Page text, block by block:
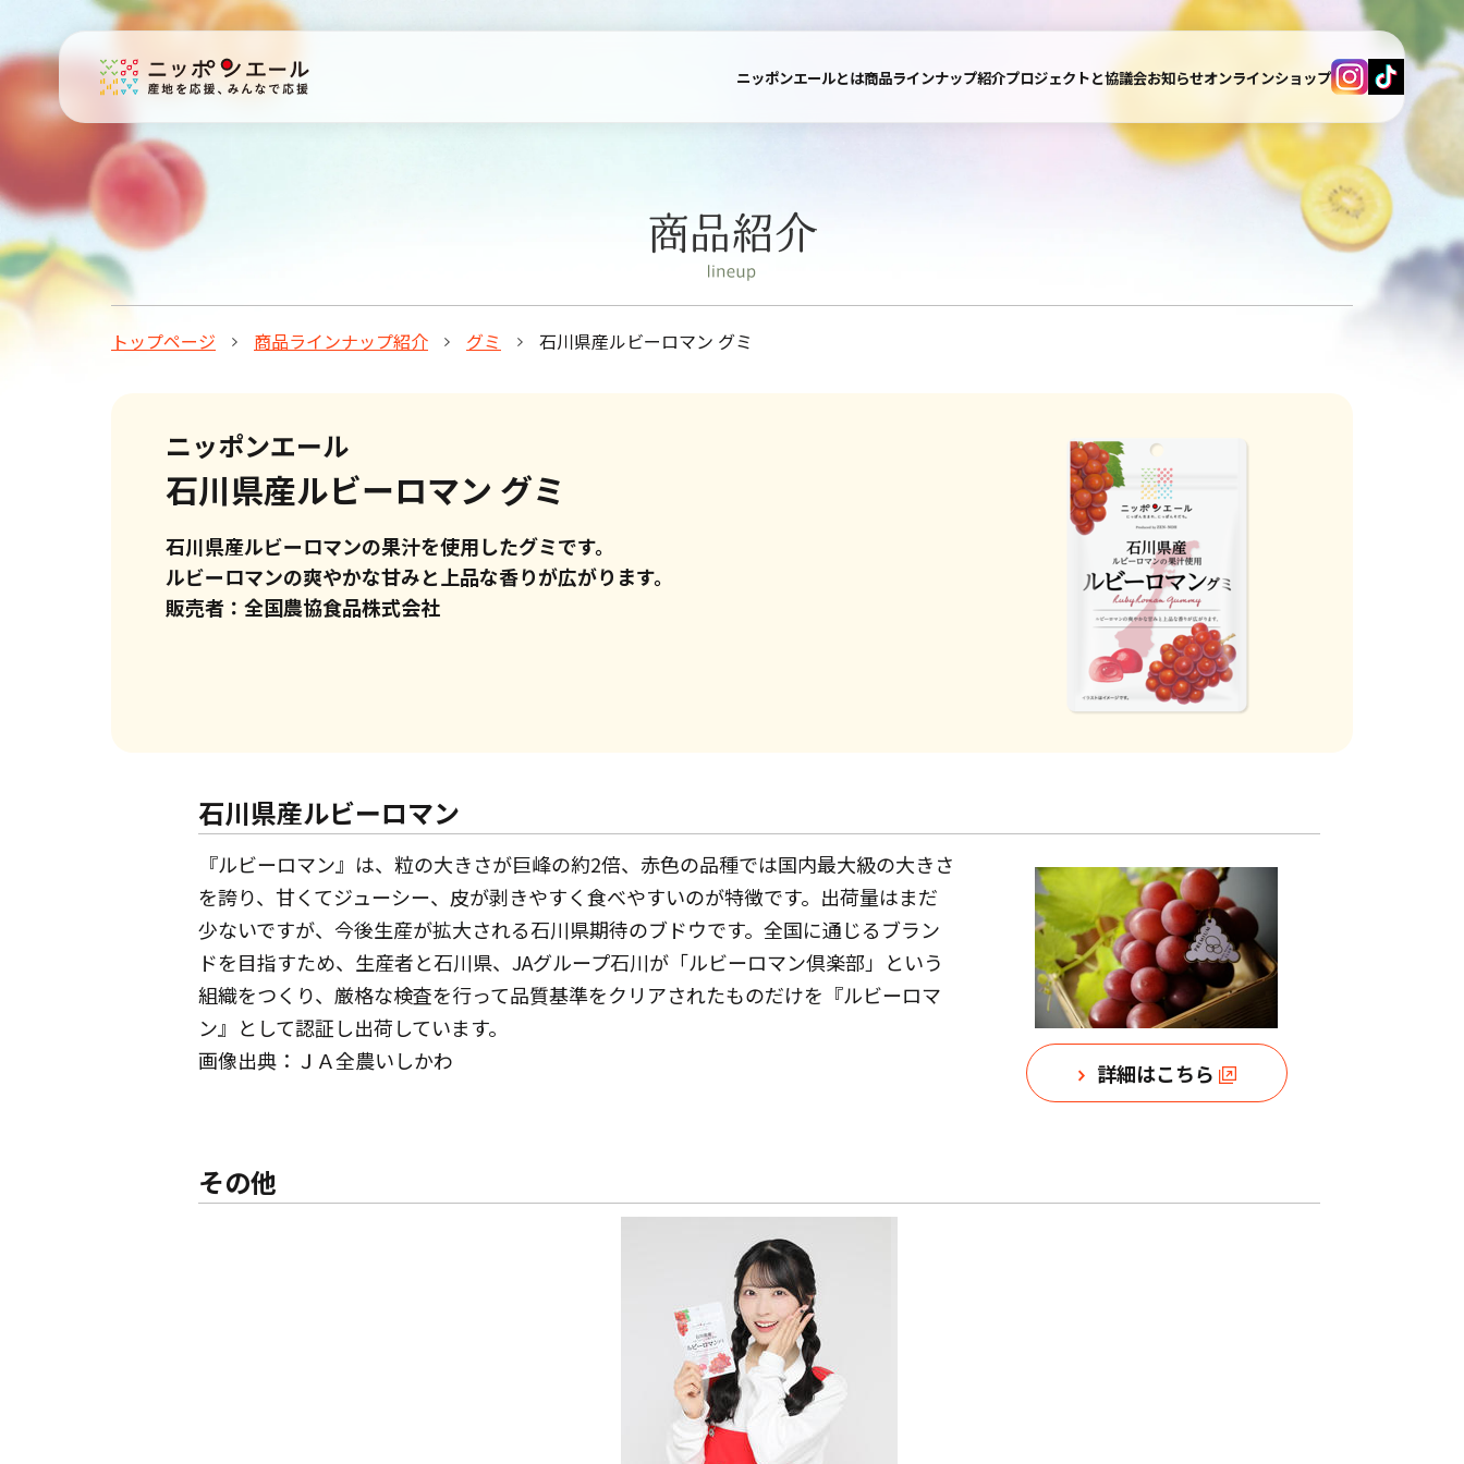
ニッポンエールとは商品ラインナップ紹介プロジェクトと協議会お知らせオンラインショップ
トップページ 商品ラインナップ紹介 グミ 石川県産ルビーロマン グミ
ニッポンエール
石川県産ルビーロマン グミ
石川県産ルビーロマンの果汁を使用したグミです。
ルビーロマンの爽やかな甘みと上品な香りが広がります。
販売者：全国農協食品株式会社
石川県産ルビーロマン
『ルビーロマン』は、粒の大きさが巨峰の約2倍、赤色の品種では国内最大級の大きさ
を誇り、甘くてジューシー、皮が剥きやすく食べやすいのが特徴です。出荷量はまだ
少ないですが、今後生産が拡大される石川県期待のブドウです。全国に通じるブラン
ドを目指すため、生産者と石川県、JAグループ石川が「ルビーロマン倶楽部」という
組織をつくり、厳格な検査を行って品質基準をクリアされたものだけを『ルビーロマ
ン』として認証し出荷しています。
画像出典：ＪＡ全農いしかわ
詳細はこちら
その他